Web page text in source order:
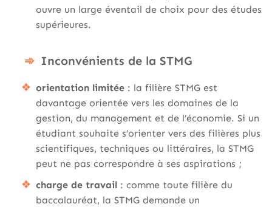
ouvre un large éventail de choix pour des études
supérieures.
Inconvénients de la STMG
orientation limitée : la filière STMG est
davantage orientée vers les domaines de la
gestion, du management et de l’économie. Si un
étudiant souhaite s’orienter vers des filières plus
scientifiques, techniques ou littéraires, la STMG
peut ne pas correspondre à ses aspirations ;
charge de travail : comme toute filière du
baccalauréat, la STMG demande un